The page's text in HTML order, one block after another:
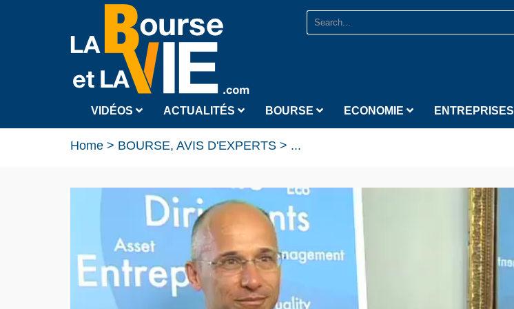
VIDÉOS ACTUALITÉS BOURSE ECONOMIE ENTREPRISES
Home > BOURSE, AVIS D'EXPERTS > ...